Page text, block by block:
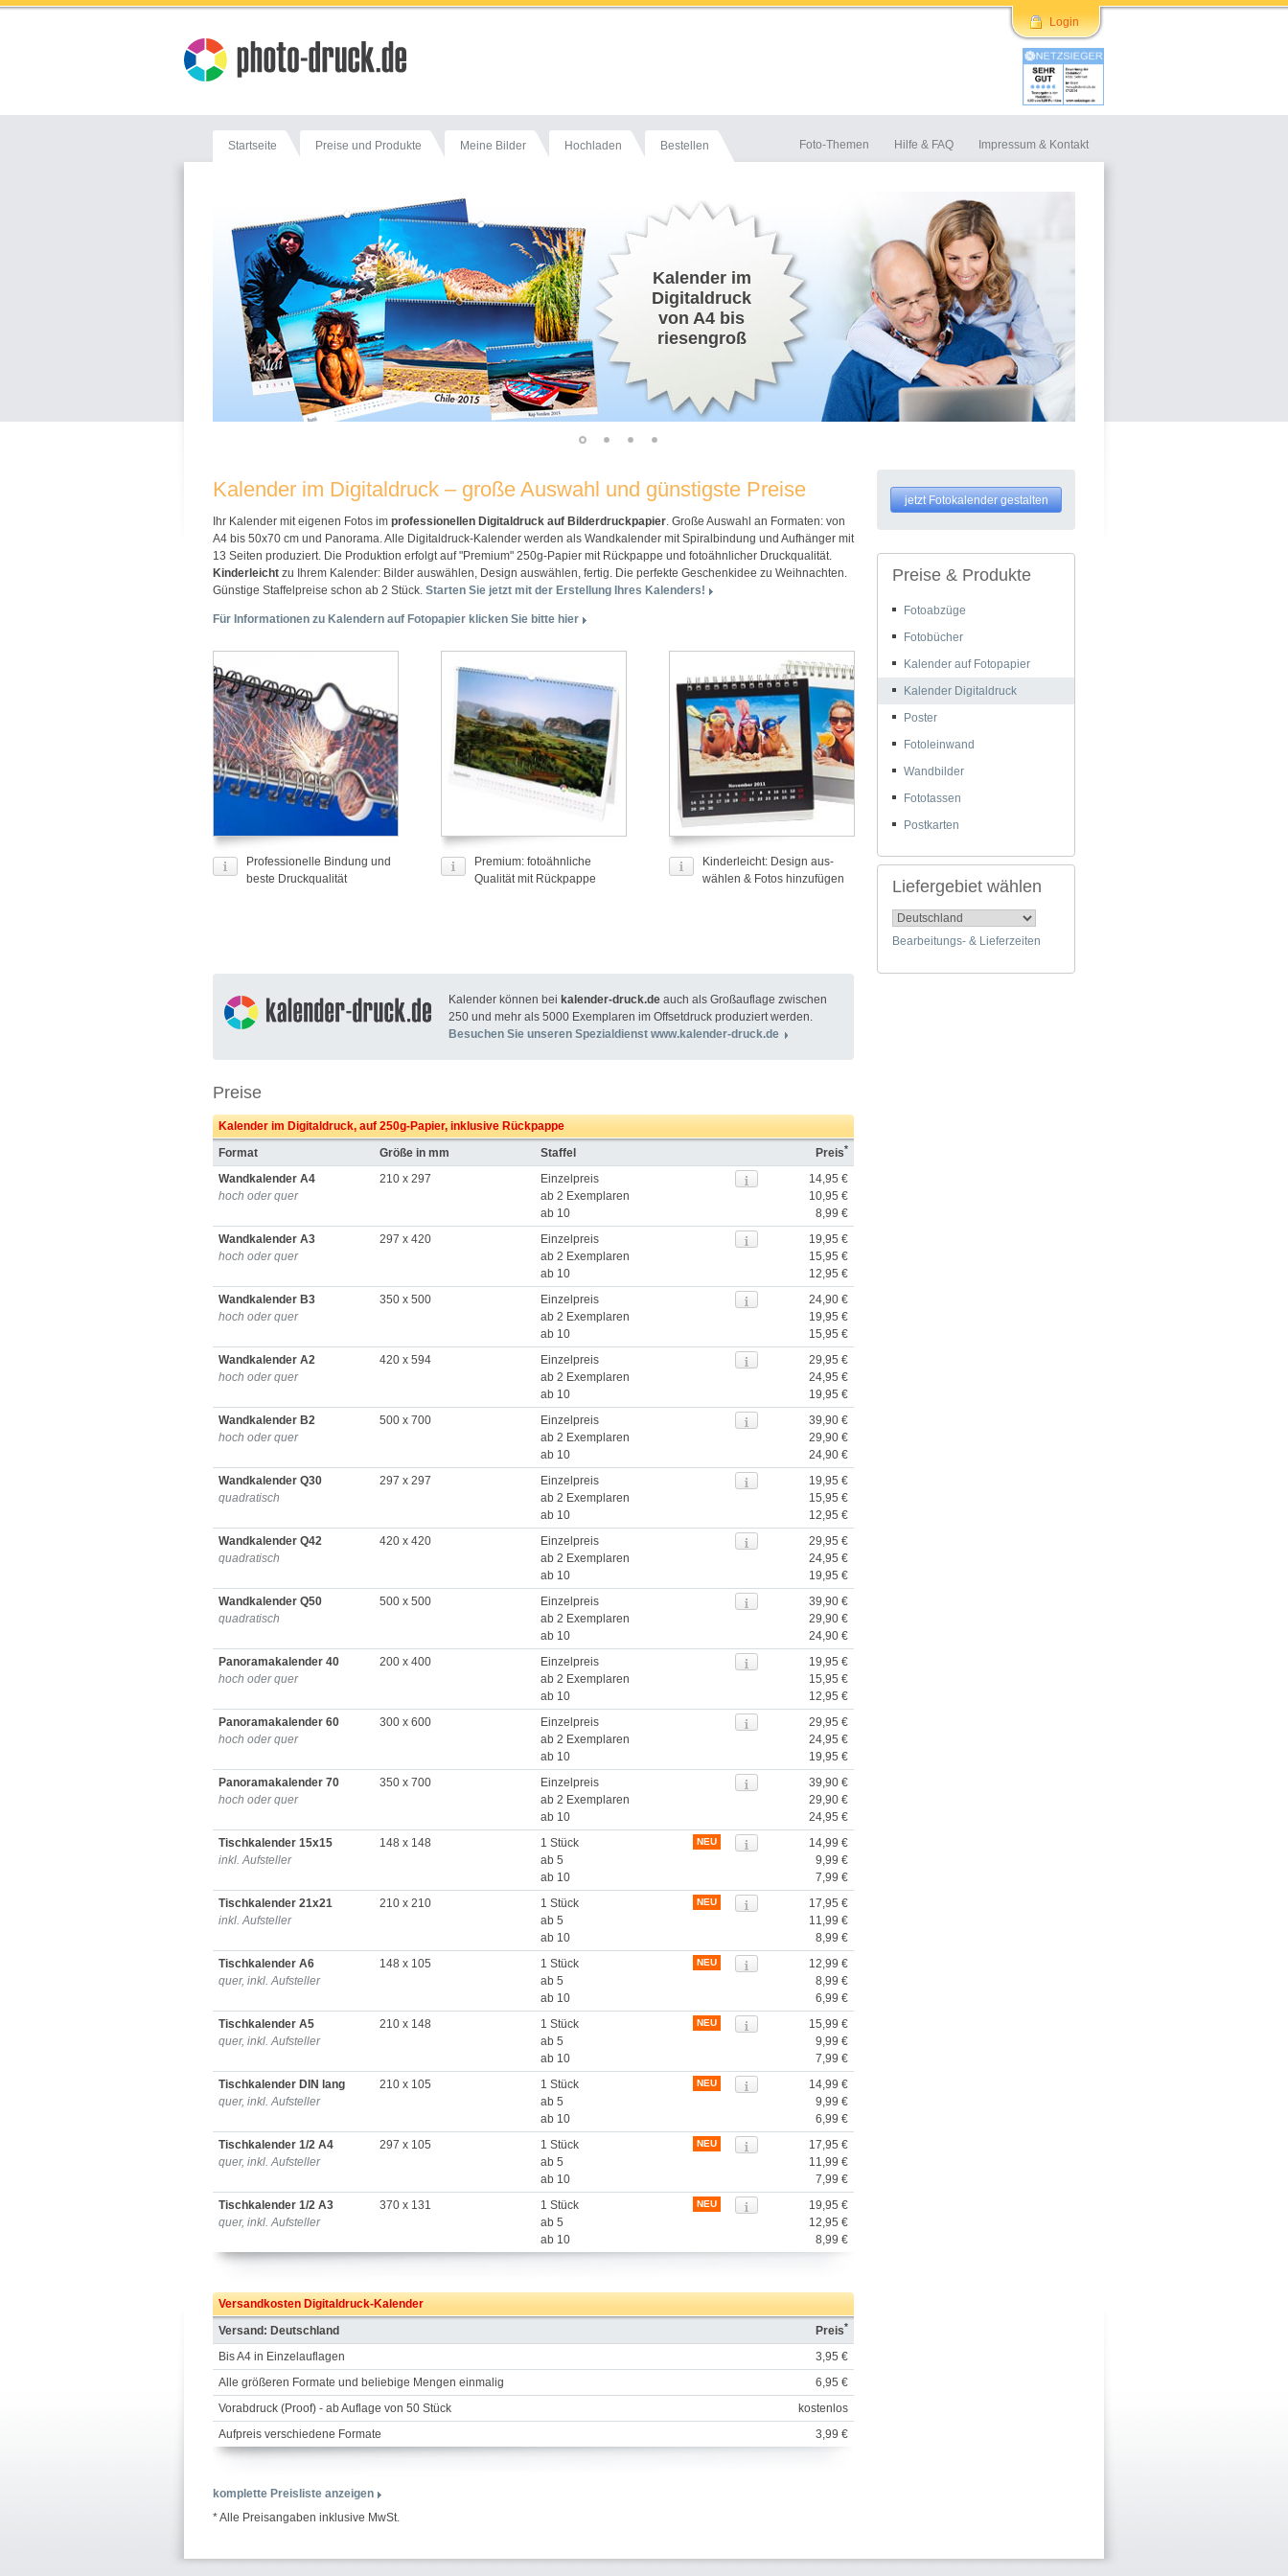
Login
Startseite Preise und Produkte Meine Bilder Hochladen Bestellen Foto-Themen Hilfe & FAQ Impressum & Kontakt
Kalender im
Digitaldruck
von A4 bis
riesengroß
Kalender im Digitaldruck – große Auswahl und günstigste Preise
Ihr Kalender mit eigenen Fotos im professionellen Digitaldruck auf Bilderdruckpapier. Große Auswahl an Formaten: von
A4 bis 50x70 cm und Panorama. Alle Digitaldruck-Kalender werden als Wandkalender mit Spiralbindung und Aufhänger mit
13 Seiten produziert. Die Produktion erfolgt auf "Premium" 250g-Papier mit Rückpappe und fotoähnlicher Druckqualität.
Kinderleicht zu Ihrem Kalender: Bilder auswählen, Design auswählen, fertig. Die perfekte Geschenkidee zu Weihnachten.
Günstige Staffelpreise schon ab 2 Stück. Starten Sie jetzt mit der Erstellung Ihres Kalenders!
Für Informationen zu Kalendern auf Fotopapier klicken Sie bitte hier
Professionelle Bindung und
beste Druckqualität
Premium: fotoähnliche
Qualität mit Rückpappe
Kinderleicht: Design aus­
wählen & Fotos hinzufügen
jetzt Fotokalender gestalten
Preise & Produkte
Fotoabzüge
Fotobücher
Kalender auf Fotopapier
Kalender Digitaldruck
Poster
Fotoleinwand
Wandbilder
Fototassen
Postkarten
Liefergebiet wählen
Bearbeitungs- & Lieferzeiten
Kalender können bei kalender-druck.de auch als Großauflage zwischen
250 und mehr als 5000 Exemplaren im Offsetdruck produziert werden.
Besuchen Sie unseren Spezialdienst www.kalender-druck.de
Preise
Kalender im Digitaldruck, auf 250g-Papier, inklusive Rückpappe
Format
Größe in mm Staffel Preis*
Wandkalender A4
hoch oder quer
210 x 297
Einzelpreis
ab 2 Exemplaren
ab 10
14,95 €
10,95 €
8,99 €
Wandkalender A3
hoch oder quer
297 x 420
Einzelpreis
ab 2 Exemplaren
ab 10
19,95 €
15,95 €
12,95 €
Wandkalender B3
hoch oder quer
350 x 500
Einzelpreis
ab 2 Exemplaren
ab 10
24,90 €
19,95 €
15,95 €
Wandkalender A2
hoch oder quer
420 x 594
Einzelpreis
ab 2 Exemplaren
ab 10
29,95 €
24,95 €
19,95 €
Wandkalender B2
hoch oder quer
500 x 700
Einzelpreis
ab 2 Exemplaren
ab 10
39,90 €
29,90 €
24,90 €
Wandkalender Q30
quadratisch
297 x 297
Einzelpreis
ab 2 Exemplaren
ab 10
19,95 €
15,95 €
12,95 €
Wandkalender Q42
quadratisch
420 x 420
Einzelpreis
ab 2 Exemplaren
ab 10
29,95 €
24,95 €
19,95 €
Wandkalender Q50
quadratisch
500 x 500
Einzelpreis
ab 2 Exemplaren
ab 10
39,90 €
29,90 €
24,90 €
Panoramakalender 40
hoch oder quer
200 x 400
Einzelpreis
ab 2 Exemplaren
ab 10
19,95 €
15,95 €
12,95 €
Panoramakalender 60
hoch oder quer
300 x 600
Einzelpreis
ab 2 Exemplaren
ab 10
29,95 €
24,95 €
19,95 €
Panoramakalender 70
hoch oder quer
350 x 700
Einzelpreis
ab 2 Exemplaren
ab 10
39,90 €
29,90 €
24,95 €
Tischkalender 15x15
inkl. Aufsteller
148 x 148 1 Stück NEU
ab 5
ab 10
14,99 €
9,99 €
7,99 €
Tischkalender 21x21
inkl. Aufsteller
210 x 210 1 Stück NEU
ab 5
ab 10
17,95 €
11,99 €
8,99 €
Tischkalender A6
quer, inkl. Aufsteller
148 x 105 1 Stück NEU
ab 5
ab 10
12,99 €
8,99 €
6,99 €
Tischkalender A5
quer, inkl. Aufsteller
210 x 148 1 Stück NEU
ab 5
ab 10
15,99 €
9,99 €
7,99 €
Tischkalender DIN lang
quer, inkl. Aufsteller
210 x 105 1 Stück NEU
ab 5
ab 10
14,99 €
9,99 €
6,99 €
Tischkalender 1/2 A4
quer, inkl. Aufsteller
297 x 105 1 Stück NEU
ab 5
ab 10
17,95 €
11,99 €
7,99 €
Tischkalender 1/2 A3
quer, inkl. Aufsteller
370 x 131 1 Stück NEU
ab 5
ab 10
19,95 €
12,95 €
8,99 €
Versandkosten Digitaldruck-Kalender
Versand: Deutschland
Preis*
Bis A4 in Einzelauflagen
3,95 €
Alle größeren Formate und beliebige Mengen einmalig
6,95 €
Vorabdruck (Proof) - ab Auflage von 50 Stück
kostenlos
Aufpreis verschiedene Formate
3,99 €
komplette Preisliste anzeigen
* Alle Preisangaben inklusive MwSt.